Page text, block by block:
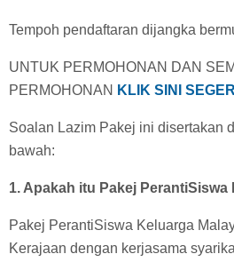
Tempoh pendaftaran dijangka
UNTUK PERMOHONAN DAN
PERMOHONAN KLIK SINI
Soalan Lazim Pakej ini disertakan
bawah:
1. Apakah itu Pakej PerantiSiswa
Pakej PerantiSiswa Keluarga
Kerajaan dengan kerjasama